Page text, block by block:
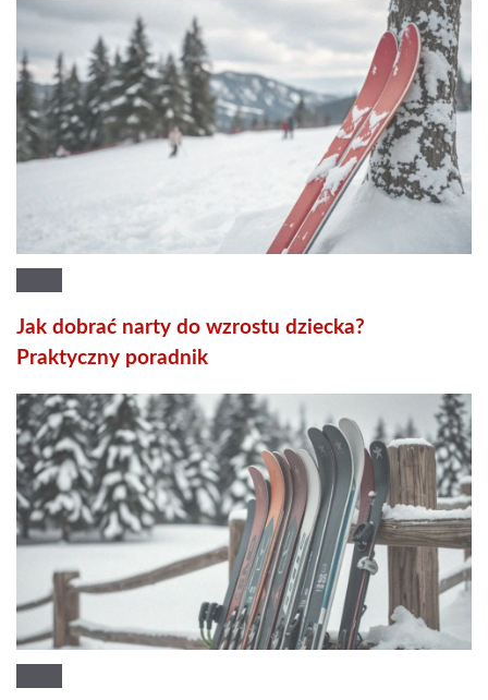
Jak dobrać narty do wzrostu dziecka?
Praktyczny poradnik